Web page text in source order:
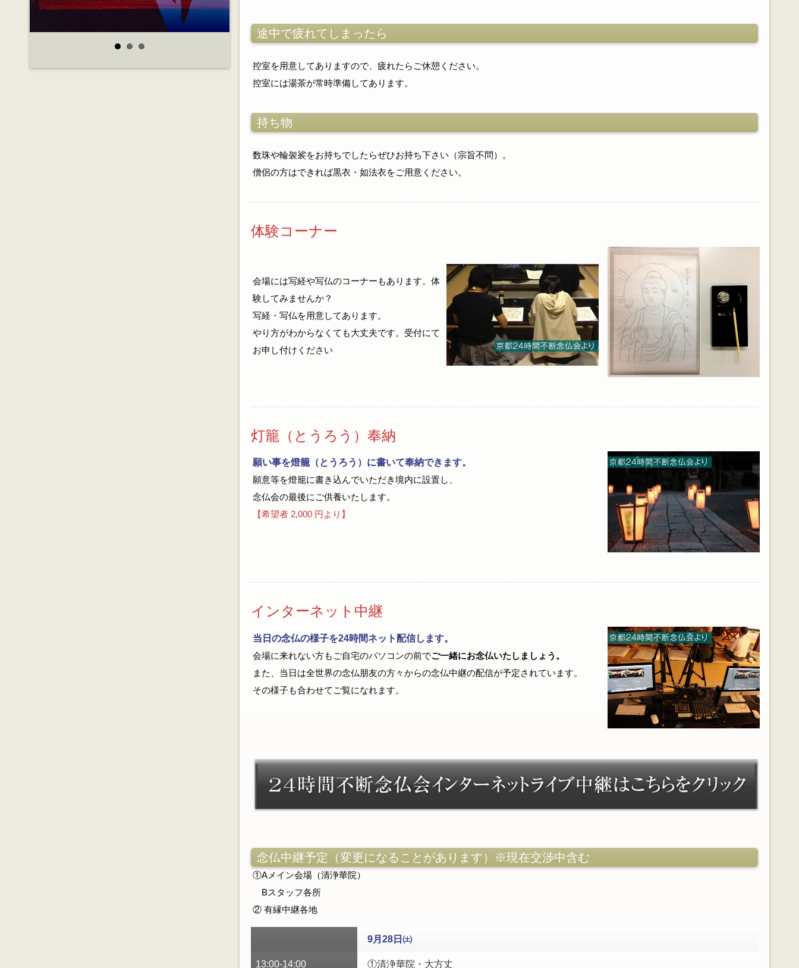
途中で疲れてしまったら
控室を用意してありますので、疲れたらご休憩ください。
控室には湯茶が常時準備してあります。
持ち物
数珠や輪袈裟をお持ちでしたらぜひお持ち下さい（宗旨不問）。
僧侶の方はできれば黒衣・如法衣をご用意ください。
体験コーナー
会場には写経や写仏のコーナーもあります。体
験してみませんか？
写経・写仏を用意してあります。
やり方がわからなくても大丈夫です。受付にて
お申し付けください
灯籠（とうろう）奉納
願い事を燈籠（とうろう）に書いて奉納できます。
願意等を燈籠に書き込んでいただき境内に設置し、
念仏会の最後にご供養いたします。
【希望者 2,000 円より】
インターネット中継
当日の念仏の様子を24時間ネット配信します。
会場に来れない方もご自宅のパソコンの前でご一緒にお念仏いたしましょう。
また、当日は全世界の念仏朋友の方々からの念仏中継の配信が予定されています。
その様子も合わせてご覧になれます。
念仏中継予定（変更になることがあります）※現在交渉中含む
①Aメイン会場（清浄華院）
Bスタッフ各所
② 有縁中継各地
9月28日㈯
13:00-14:00
①清浄華院・大方丈